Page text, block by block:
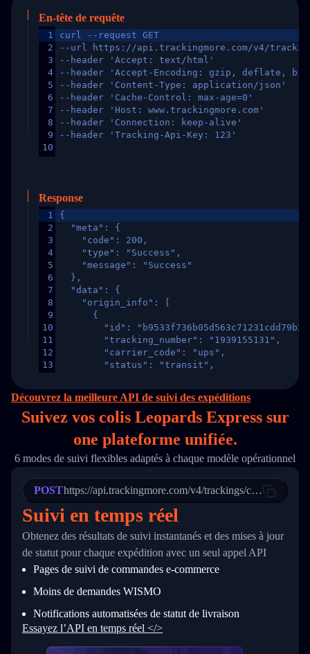
En-tête de requête
1
2
3
4
5
6
7
8
9
10
curl --request GET
--url https://api.trackingmore.com/v4/trackings/
--header 'Accept: text/html'
--header 'Accept-Encoding: gzip, deflate,
--header 'Content-Type: application/json'
--header 'Cache-Control: max-age=0'
--header 'Host: www.trackingmore.com'
--header 'Connection: keep-alive'
--header 'Tracking-Api-Key: 123'
Response
1
2
3
4
5
6
7
8
9
10
11
12
13
16
17
21
22
23
24
25
27
28
29
30
31
33
34
{
  "meta": {
    "code": 200,
    "type": "Success",
    "message": "Success"
  },
  "data": {
    "origin_info": [
      {
"id":
        "tracking_number": "1939155131",
        "carrier_code": "ups",
        "status": "transit",
        "itemTimeLength": 2,
        "weblink": "",
        "phone": null,
        "trackinfo": [
          {
            "Date": "2017-03-08 04: 22: 00",
"StatusDescription": "Departed
"Details": "Departed Facility
          },
          {
            "Date": "2017-03-06 15:28:00",
"StatusDescription": "Shipment
"Details": "BEIJING-
          }
      }
  }
}
Découvrez la meilleure API de suivi des expéditions
Suivez vos colis Leopards Express sur
one plateforme unifiée.
6 modes de suivi flexibles adaptés à chaque modèle opérationnel
POSThttps://api.trackingmore.com/v4/trackings/create
Suivi en temps réel
Obtenez des résultats de suivi instantanés et des mises à jour
de statut pour chaque expédition avec un seul appel API
Pages de suivi de commandes e‑commerce
Moins de demandes WISMO
Notifications automatisées de statut de livraison
Essayez l’API en temps réel </>